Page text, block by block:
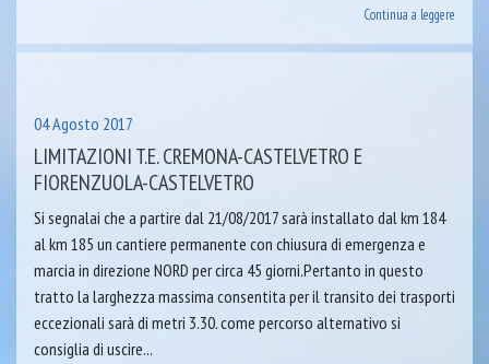
Continua a leggere
04 Agosto 2017
LIMITAZIONI T.E. CREMONA-CASTELVETRO E
FIORENZUOLA-CASTELVETRO
Si segnalai che a partire dal 21/08/2017 sarà installato dal km 184
al km 185 un cantiere permanente con chiusura di emergenza e
marcia in direzione NORD per circa 45 giorni.Pertanto in questo
tratto la larghezza massima consentita per il transito dei trasporti
eccezionali sarà di metri 3.30. come percorso alternativo si
consiglia di uscire...